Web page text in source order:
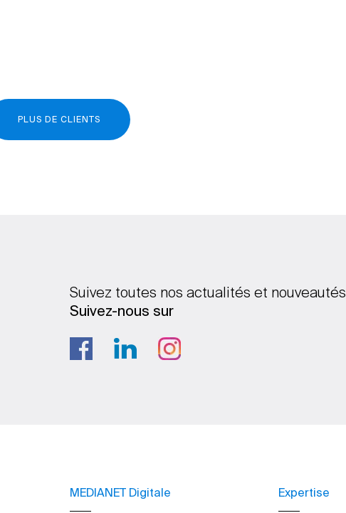
PLUS DE CLIENTS
Suivez toutes nos actualités et nouveautés
Suivez-nous sur
MEDIANET Digitale Expertise